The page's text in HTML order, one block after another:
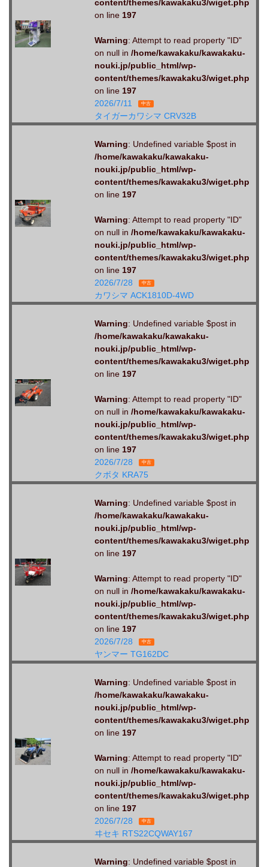
content/themes/kawakaku3/wiget.php
on line 197
Warning: Attempt to read property "ID"
on null in /home/kawakaku/kawakaku-
nouki.jp/public_html/wp-
content/themes/kawakaku3/wiget.php
on line 197
2026/7/11
中古
タイガーカワシマ CRV32B
Warning: Undefined variable $post in
/home/kawakaku/kawakaku-
nouki.jp/public_html/wp-
content/themes/kawakaku3/wiget.php
on line 197
Warning: Attempt to read property "ID"
on null in /home/kawakaku/kawakaku-
nouki.jp/public_html/wp-
content/themes/kawakaku3/wiget.php
on line 197
2026/7/28
中古
カワシマ ACK1810D-4WD
Warning: Undefined variable $post in
/home/kawakaku/kawakaku-
nouki.jp/public_html/wp-
content/themes/kawakaku3/wiget.php
on line 197
Warning: Attempt to read property "ID"
on null in /home/kawakaku/kawakaku-
nouki.jp/public_html/wp-
content/themes/kawakaku3/wiget.php
on line 197
2026/7/28
中古
クボタ KRA75
Warning: Undefined variable $post in
/home/kawakaku/kawakaku-
nouki.jp/public_html/wp-
content/themes/kawakaku3/wiget.php
on line 197
Warning: Attempt to read property "ID"
on null in /home/kawakaku/kawakaku-
nouki.jp/public_html/wp-
content/themes/kawakaku3/wiget.php
on line 197
2026/7/28
中古
ヤンマー TG162DC
Warning: Undefined variable $post in
/home/kawakaku/kawakaku-
nouki.jp/public_html/wp-
content/themes/kawakaku3/wiget.php
on line 197
Warning: Attempt to read property "ID"
on null in /home/kawakaku/kawakaku-
nouki.jp/public_html/wp-
content/themes/kawakaku3/wiget.php
on line 197
2026/7/28
中古
ヰセキ RTS22CQWAY167
Warning: Undefined variable $post in